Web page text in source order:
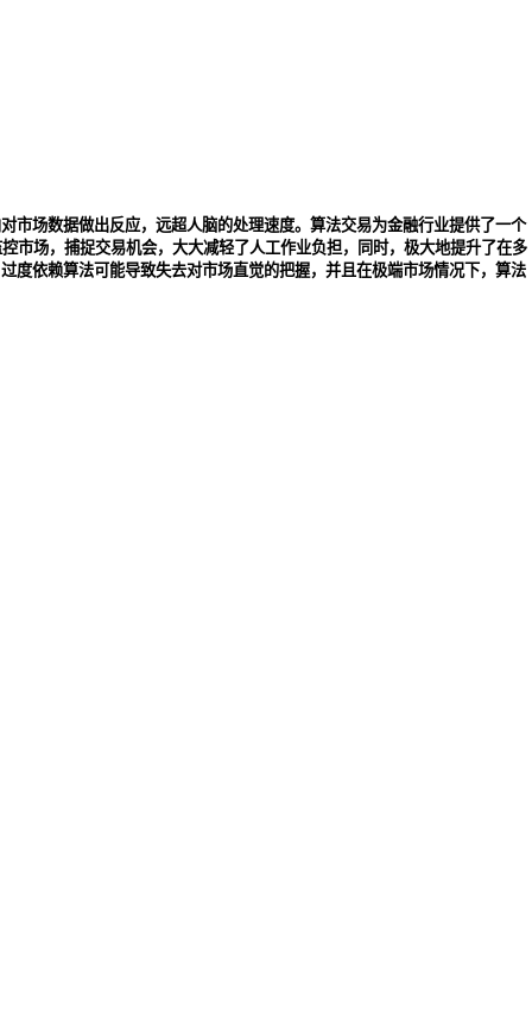
市场数据做出反应，远超人脑的处理速度。算法交易为金融行业提供了一个
市场，捕捉交易机会，大大减轻了人工作业负担，同时，极大地提升了在多
度依赖算法可能导致失去对市场直觉的把握，并且在极端市场情况下，算法